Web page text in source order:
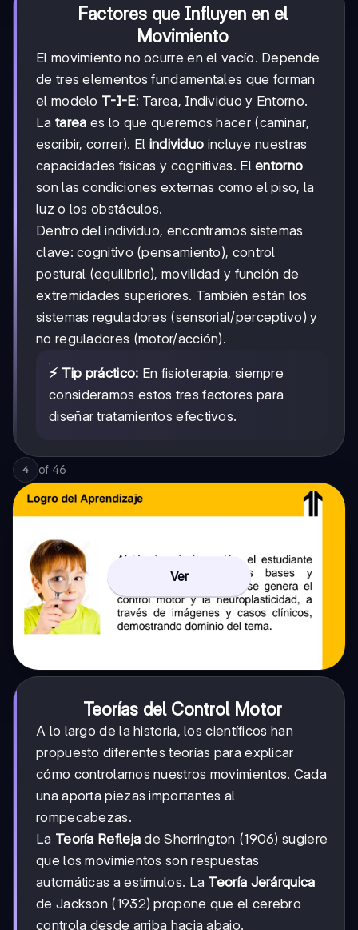
Factores que Influyen en el
Movimiento
El movimiento no ocurre en el vacío. Depende
de tres elementos fundamentales que forman
el modelo T-I-E: Tarea, Individuo y Entorno.
La tarea es lo que queremos hacer (caminar,
escribir, correr). El individuo incluye nuestras
capacidades físicas y cognitivas. Elentorno
son las condiciones externas como el piso, la
luz o los obstáculos.
Dentro del individuo, encontramos sistemas
clave: cognitivo (pensamiento), control
postural (equilibrio), movilidad y función de
extremidades superiores. También están los
sistemas reguladores (sensorial/perceptivo) y
no reguladores (motor/acción).
⚡ Tip práctico: En fisioterapia, siempre
consideramos estos tres factores para
diseñar tratamientos efectivos.
4 of 46
Ver
Teorías del Control Motor
A lo largo de la historia, los científicos han
propuesto diferentes teorías para explicar
cómo controlamos nuestros movimientos. Cada
una aporta piezas importantes al
rompecabezas.
La Teoría Refleja de Sherrington (1906) sugiere
que los movimientos son respuestas
automáticas a estímulos. La Teoría Jerárquica
de Jackson (1932) propone que el cerebro
controla desde arriba hacia abajo.